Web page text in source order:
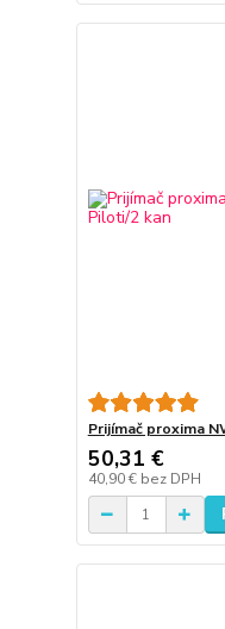
Prijímač proxima
50,31 €
40,90 € bez DPH